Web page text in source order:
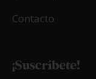
Contacto
¡Suscríbete!